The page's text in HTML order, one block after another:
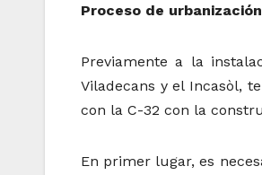
Proceso de urbanización
Previamente a la
Viladecans y el Incasòl,
con la C-32 con la
En primer lugar, es